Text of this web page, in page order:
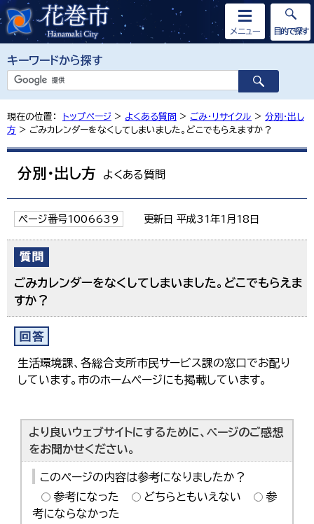
キーワードから探す
メニュー 目的で探す
現在の位置： トップページ > よくある質問 > ごみ・リサイクル > 分別・出し
方 > ごみカレンダーをなくしてしまいました。どこでもらえますか？
分別・出し方 よくある質問
ページ番号1006639 更新日 平成31年1月18日
ごみカレンダーをなくしてしまいました。どこでもらえま
すか？
生活環境課、各総合支所市民サービス課の窓口でお配り
しています。市のホームページにも掲載しています。
より良いウェブサイトにするために、ページのご感想
をお聞かせください。
このページの内容は参考になりましたか？
参考になった
どちらともいえない
参
考にならなかった